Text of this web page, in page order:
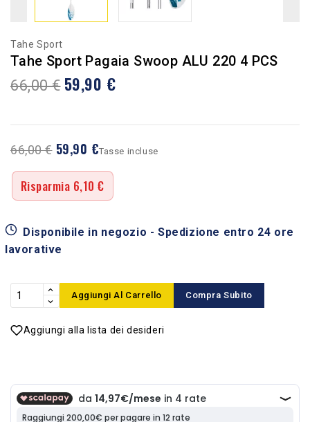
Tahe Sport
Tahe Sport Pagaia Swoop ALU 220 4 PCS
66,00 € 59,90 €
66,00 € 59,90 €
Risparmia 6,10 €
Tasse incluse
Disponibile in negozio - Spedizione entro 24 ore
lavorative
Aggiungi Al Carrello Compra Subito
Aggiungi alla lista dei desideri